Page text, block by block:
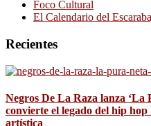
Foco Cultural
El Calendario del
Recientes
Negros De La Raza lanza ‘La
convierte el legado del hip
artística